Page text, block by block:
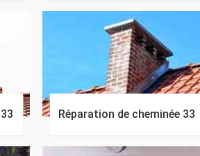
Réparation de cheminée 33